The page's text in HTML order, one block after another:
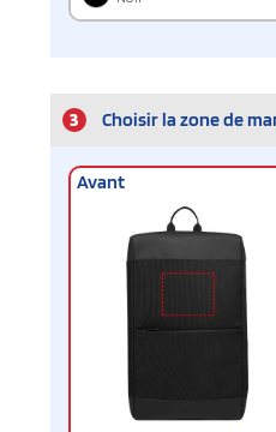
3 Choisir la zone de
Avant